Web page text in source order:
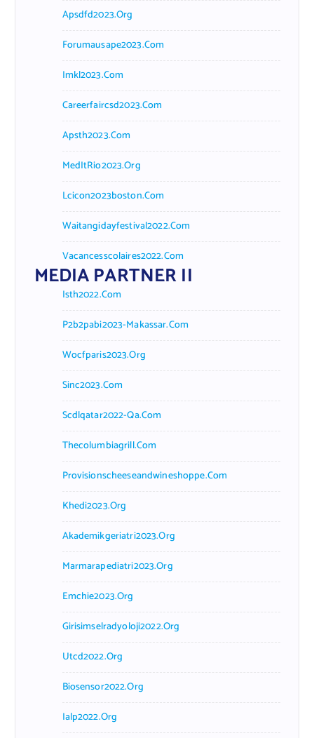
Apsdfd2023.org
Forumausape2023.com
Imkl2023.com
Careerfaircsd2023.com
Apsth2023.com
MedItRio2023.org
Lcicon2023boston.com
Waitangidayfestival2022.com
Vacancesscolaires2022.com
MEDIA PARTNER II
Isth2022.com
P2b2pabi2023-Makassar.com
Wocfparis2023.org
Sinc2023.com
Scdlqatar2022-Qa.com
Thecolumbiagrill.com
Provisionscheeseandwineshoppe.com
Khedi2023.org
Akademikgeriatri2023.org
Marmarapediatri2023.org
Emchie2023.org
Girisimselradyoloji2022.org
Utcd2022.org
Biosensor2022.org
Ialp2022.org